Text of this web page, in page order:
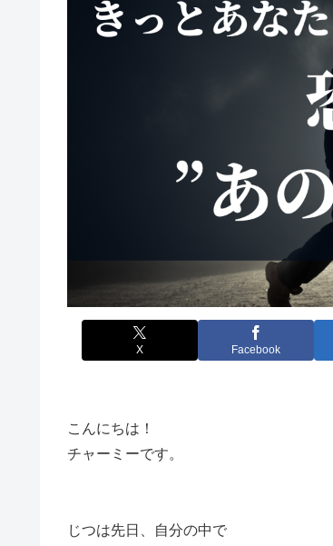
X Facebook
こんにちは！
チャーミーです。
じつは先日、自分の中で